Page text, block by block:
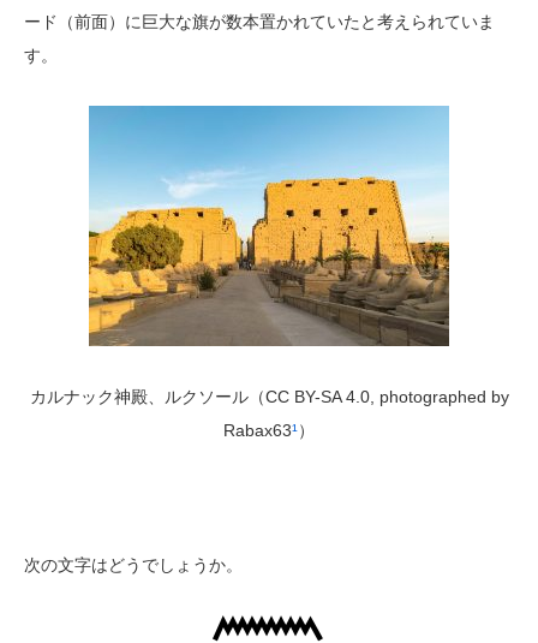
ード（前面）に巨大な旗が数本置かれていたと考えられていま
す。
カルナック神殿、ルクソール（CC BY-SA 4.0, photographed by
Rabax63¹）
次の文字はどうでしょうか。